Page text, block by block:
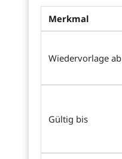
Merkmal
Wiedervorlage ab
Gültig bis